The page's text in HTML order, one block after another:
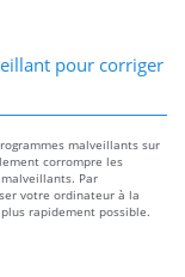
pour corriger
malveillants sur
corrompre les
Par
votre ordinateur à la
rapidement possible.